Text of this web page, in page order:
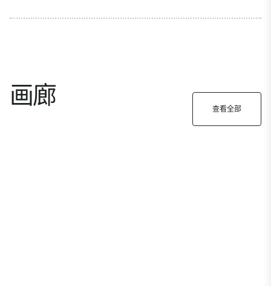
画廊 查看全部